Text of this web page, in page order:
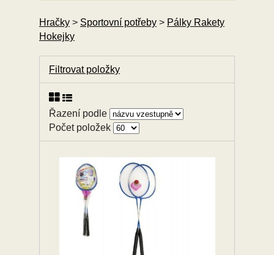
Hračky > Sportovní potřeby > Pálky Rakety
Hokejky
Filtrovat položky
Řazení podle
Počet položek